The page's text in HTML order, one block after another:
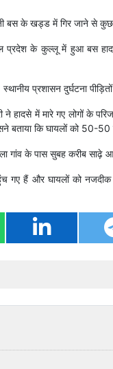
बस के खड्ड में गिर जाने से कुछ
प्रदेश के कुल्लू में हुआ बस
प्रशासन दुर्घटना
हादसे में मारे गए लोगों के
बताया कि घायलों को 50-50
गांव के पास सुबह करीब
गए हैं और घायलों को